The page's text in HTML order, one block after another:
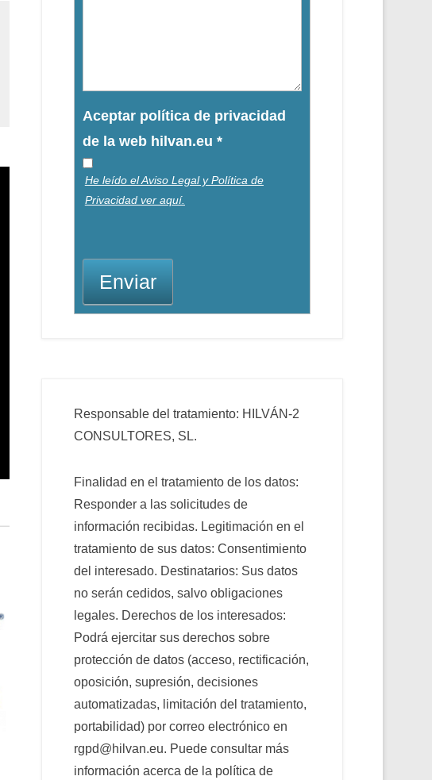
Aceptar política de privacidad
de la web hilvan.eu *
He leído el Aviso Legal y Política de
Privacidad ver aquí.
Enviar
Responsable del tratamiento: HILVÁN-2
CONSULTORES, SL.
Finalidad en el tratamiento de los datos:
Responder a las solicitudes de
información recibidas. Legitimación en el
tratamiento de sus datos: Consentimiento
del interesado. Destinatarios: Sus datos
no serán cedidos, salvo obligaciones
legales. Derechos de los interesados:
Podrá ejercitar sus derechos sobre
protección de datos (acceso, rectificación,
oposición, supresión, decisiones
automatizadas, limitación del tratamiento,
portabilidad) por correo electrónico en
rgpd@hilvan.eu. Puede consultar más
información acerca de la política de